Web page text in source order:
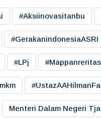
#aksiinovasitanbu
#gerakanindonesiaASRI
#LPj
Menteri Dalam Negeri